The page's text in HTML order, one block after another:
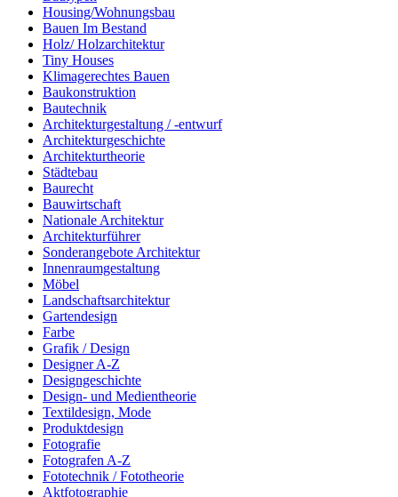
Housing/Wohnungsbau
Bauen Im Bestand
Holz/ Holzarchitektur
Tiny Houses
Klimagerechtes Bauen
Baukonstruktion
Bautechnik
Architekturgestaltung / -entwurf
Architekturgeschichte
Architekturtheorie
Städtebau
Baurecht
Bauwirtschaft
Nationale Architektur
Architekturführer
Sonderangebote Architektur
Innenraumgestaltung
Möbel
Landschaftsarchitektur
Gartendesign
Farbe
Grafik / Design
Designer A-Z
Designgeschichte
Design- und Medientheorie
Textildesign, Mode
Produktdesign
Fotografie
Fotografen A-Z
Fototechnik / Fototheorie
Aktfotographie